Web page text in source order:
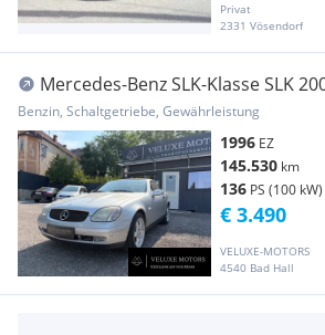
Privat
2331 Vösendorf
Mercedes-Benz SLK-Klasse SLK
Benzin, Schaltgetriebe, Gewährleistung
1996 EZ
145.530 km
136 PS (100 kW)
VELUXE-MOTORS
4540 Bad Hall
€ 3.490